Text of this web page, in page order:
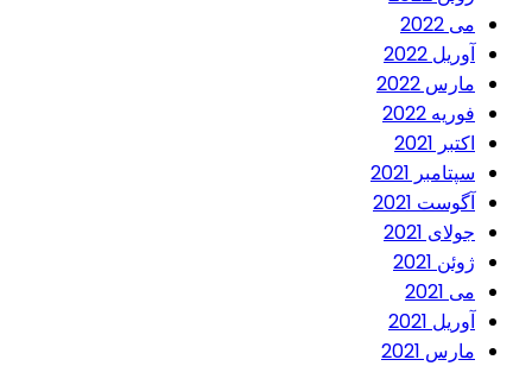
می 2022
آوریل 2022
مارس 2022
فوریه 2022
اکتبر 2021
سپتامبر 2021
آگوست 2021
جولای 2021
ژوئن 2021
می 2021
آوریل 2021
مارس 2021